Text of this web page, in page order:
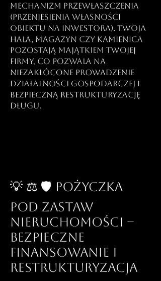
mechanizm przewłaszczenia
(przeniesienia własności
obiektu na inwestora). Twoja
hala, magazyn czy kamienica
pozostają majątkiem Twojej
firmy, co pozwala na
niezakłócone prowadzenie
działalności gospodarczej i
bezpieczną restrukturyzację
długu.
💡 ⚖️ 🛡️ Pożyczka
pod zastaw
nieruchomości –
Bezpieczne
finansowanie i
restrukturyzacja